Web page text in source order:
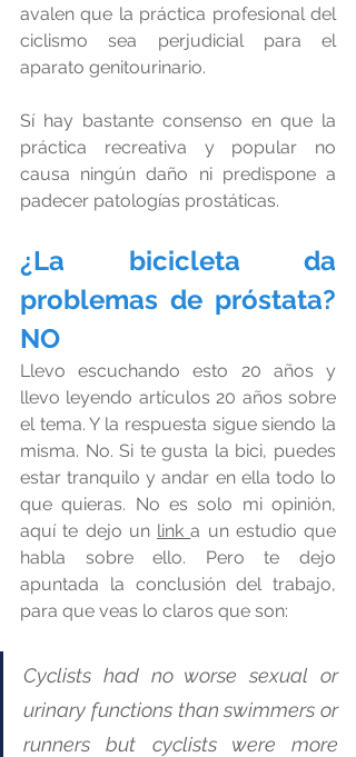
avalen que la práctica profesional del
ciclismo sea perjudicial para el
aparato genitourinario.
Sí hay bastante consenso en que la
práctica recreativa y popular no
causa ningún daño ni predispone a
padecer patologías prostáticas.
¿La bicicleta da
problemas de próstata?
NO
Llevo escuchando esto 20 años y
llevo leyendo artículos 20 años sobre
el tema. Y la respuesta sigue siendo la
misma. No. Si te gusta la bici, puedes
estar tranquilo y andar en ella todo lo
que quieras. No es solo mi opinión,
aquí te dejo un link a un estudio que
habla sobre ello. Pero te dejo
apuntada la conclusión del trabajo,
para que veas lo claros que son:
Cyclists had no worse sexual or
urinary functions than swimmers or
runners but cyclists were more